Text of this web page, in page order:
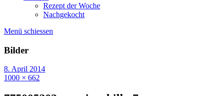
Rezept der Woche
Nachgekocht
Menü schiessen
Bilder
8. April 2014
1000 × 662